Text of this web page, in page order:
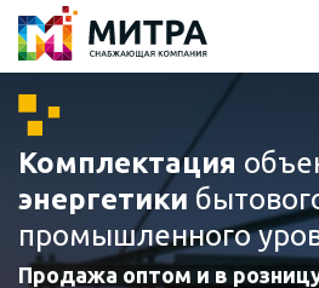
Комплектация
энергетики
промышленного
Продажа оптом и в